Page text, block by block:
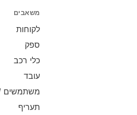
משאבים
לקוחות
ספק
כלי רכב
עובד
משתמשים
תעריף